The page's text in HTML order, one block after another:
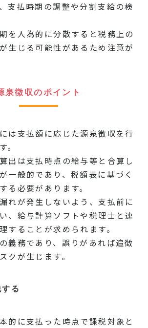
支払時期の調整や分割支給の検
を人為的に分散すると税務上の
生じる可能性があるため注意が
泉徴収のポイント
は支払額に応じた源泉徴収を行
。
出は支払時点の給与等と合算し
一般的であり、税額表に基づく
る必要があります。
れが発生しないよう、支払前に
、給与計算ソフトや税理士と連
することが求められます。
義務であり、誤りがあれば追徴
クが生じます。
る
的に支払った時点で課税対象と